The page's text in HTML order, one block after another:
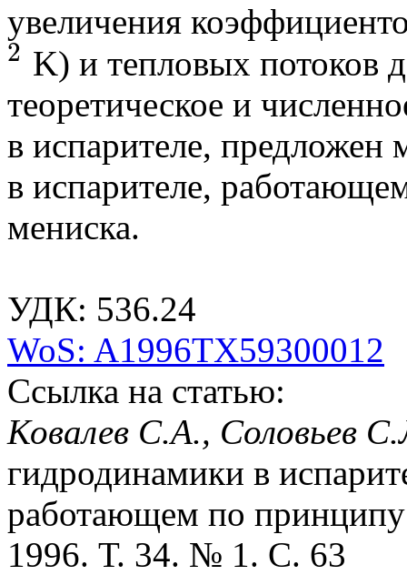
увеличения
2 K) и тепловых потоков
теоретическое и
в испарителе, предложен
в испарителе,
мениска.
УДК: 536.24
WoS: A1996TX59300012
Ссылка на статью:
Ковалев С.А., Соловьев
гидродинамики в
работающем по
1996. Т. 34. № 1. С. 63